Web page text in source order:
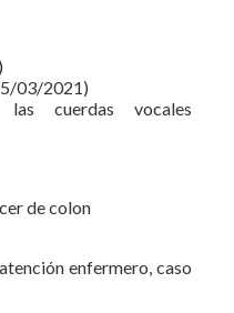
03/2021)
cuerdas vocales
de colon
enfermero, caso